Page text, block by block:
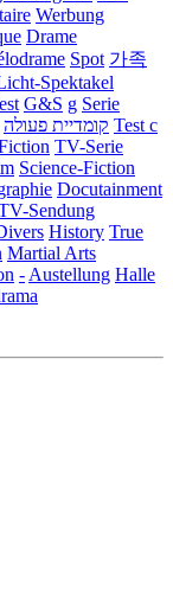
Werbung
Drame
Spot 가족
Spektakel
G&S g Serie
קומדיית פעולה Test c
TV-Serie
Science-Fiction
Docutainment
Sendung
History True
Martial Arts
- Austellung Halle